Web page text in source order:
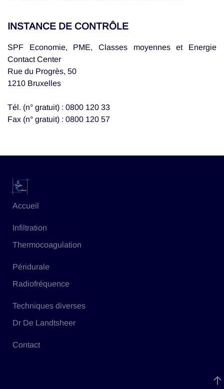
INSTANCE DE CONTRÔLE
SPF Economie, PME, Classes moyennes et Energie
Contact Center
Rue du Progrès, 50
1210 Bruxelles
Tél. (n° gratuit) : 0800 120 33
Fax (n° gratuit) : 0800 120 57
Accueil
Infiltration
Thermocoagulation
Péridurale
Radiofréquence
Techniques diverses
Dr De Landtsheer
Contact